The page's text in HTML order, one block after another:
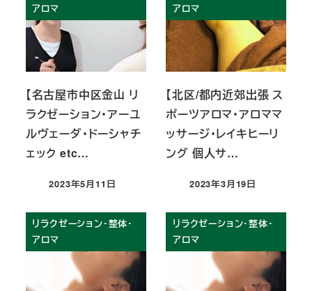
アロマ
【名古屋市中区金山 リ
ラクゼーション・アーユ
ルヴェーダ・ドーシャチ
ェック etc…
投稿日
2023年5月11日
アロマ
【北区/都内近郊出張 ス
ポーツアロマ・アロママ
ッサージ・レイキヒーリ
ング 個人サ…
投稿日
2023年3月19日
リラクゼーション・整体・
アロマ
リラクゼーション・整体・
アロマ